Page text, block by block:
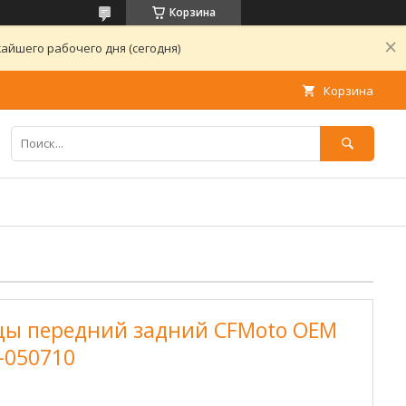
Корзина
рабочего дня (сегодня)
Корзина
передний задний CFMoto OEM